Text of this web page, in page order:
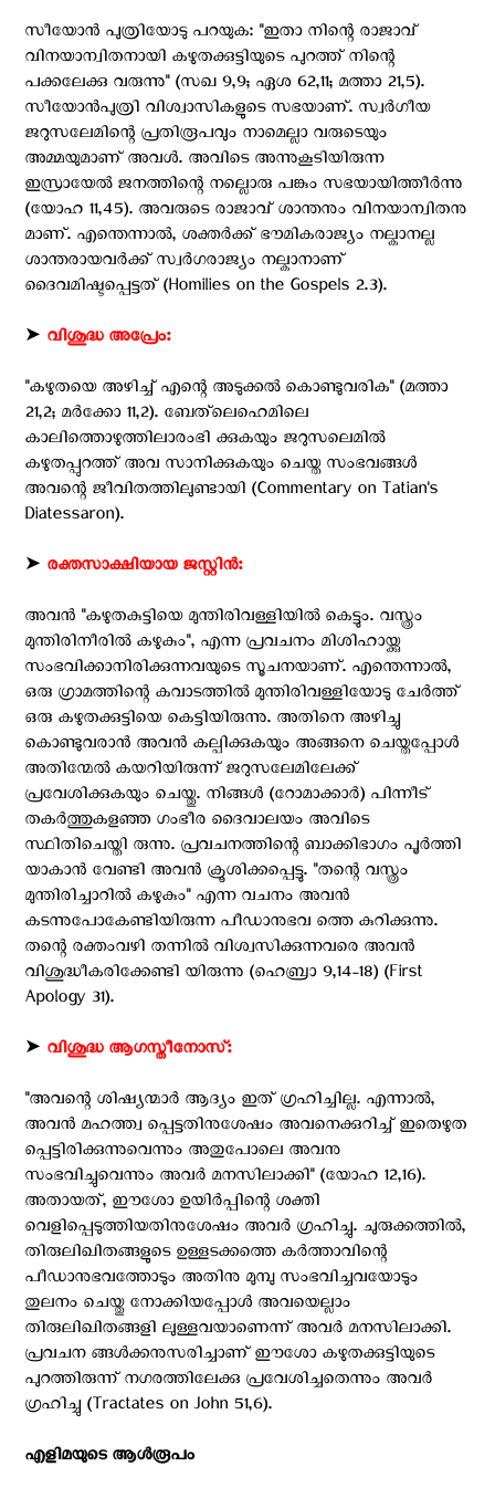
സീയോന്‍ പുത്രിയോടു പറയുക: ''ഇതാ നിന്റെ രാജാവ്
വിനയാന്വിതനായി കഴുതക്കുട്ടിയുടെ പുറത്ത് നിന്റെ
പക്കലേക്കു വരുന്നു'' (സഖ 9,9; ഏശ 62,11; മത്താ 21,5).
സീയോന്‍പുത്രി വിശ്വാസികളുടെ സഭയാണ്. സ്വര്‍ഗീയ
ജറുസലേമിന്റെ പ്രതിരൂപവും നാമെല്ലാ വരുടെയും
അമ്മയുമാണ് അവള്‍. അവിടെ അന്നുകൂടിയിരുന്ന
ഇസ്രായേല്‍ ജനത്തിന്റെ നല്ലൊരു പങ്കും സഭയായിത്തീര്‍ന്നു
(യോഹ 11,45). അവരുടെ രാജാവ് ശാന്തനും വിനയാന്വിതനു
മാണ്. എന്തെന്നാല്‍, ശക്തര്‍ക്ക് ഭൗമികരാജ്യം നല്കാനല്ല
ശാന്തരായവര്‍ക്ക് സ്വര്‍ഗരാജ്യം നല്കാനാണ്
ദൈവമിഷ്ടപ്പെട്ടത് (Homilies on the Gospels 2.3).
➤ വിശുദ്ധ അപ്രേം:
''കഴുതയെ അഴിച്ച് എന്റെ അടുക്കല്‍ കൊണ്ടുവരിക'' (മത്താ
21,2; മര്‍ക്കോ 11,2). ബേത്‌ലെഹെമിലെ
കാലിത്തൊഴുത്തിലാരംഭി ക്കുകയും ജറുസലെമില്‍
കഴുതപ്പുറത്ത് അവ സാനിക്കുകയും ചെയ്ത സംഭവങ്ങള്‍
അവന്റെ ജീവിതത്തിലുണ്ടായി (Commentary on Tatian's
Diatessaron).
➤ രക്തസാക്ഷിയായ ജസ്റ്റിന്‍:
അവന്‍ ''കഴുതകുട്ടിയെ മുന്തിരിവള്ളിയില്‍ കെട്ടും. വസ്ത്രം
മുന്തിരിനീരില്‍ കഴുകും'', എന്ന പ്രവചനം മിശിഹായ്ക്കു
സംഭവിക്കാനിരിക്കുന്നവയുടെ സൂചനയാണ്. എന്തെന്നാല്‍,
ഒരു ഗ്രാമത്തിന്റെ കവാടത്തില്‍ മുന്തിരിവള്ളിയോടു ചേര്‍ത്ത്
ഒരു കഴുതക്കുട്ടിയെ കെട്ടിയിരുന്നു. അതിനെ അഴിച്ചു
കൊണ്ടുവരാന്‍ അവന്‍ കല്പിക്കുകയും അങ്ങനെ ചെയ്തപ്പോള്‍
അതിന്മേല്‍ കയറിയിരുന്ന് ജറുസലേമിലേക്ക്
പ്രവേശിക്കുകയും ചെയ്തു. നിങ്ങള്‍ (റോമാക്കാര്‍) പിന്നീട്
തകര്‍ത്തുകളഞ്ഞ ഗംഭീര ദൈവാലയം അവിടെ
സ്ഥിതിചെയ്തി രുന്നു. പ്രവചനത്തിന്റെ ബാക്കിഭാഗം പൂര്‍ത്തി
യാകാന്‍ വേണ്ടി അവന്‍ ക്രൂശിക്കപ്പെട്ടു. ''തന്റെ വസ്ത്രം
മുന്തിരിച്ചാറില്‍ കഴുകും'' എന്ന വചനം അവന്‍
കടന്നുപോകേണ്ടിയിരുന്ന പീഡാനുഭവ ത്തെ കുറിക്കുന്നു.
തന്റെ രക്തംവഴി തന്നില്‍ വിശ്വസിക്കുന്നവരെ അവന്‍
വിശുദ്ധീകരിക്കേണ്ടി യിരുന്നു (ഹെബ്രാ 9,14-18) (First
Apology 31).
➤ വിശുദ്ധ ആഗസ്തീനോസ്:
''അവന്റെ ശിഷ്യന്മാര്‍ ആദ്യം ഇത് ഗ്രഹിച്ചില്ല. എന്നാല്‍,
അവന്‍ മഹത്ത്വ പ്പെട്ടതിനുശേഷം അവനെക്കുറിച്ച് ഇതെഴുത
പ്പെട്ടിരിക്കുന്നുവെന്നും അതുപോലെ അവനു
സംഭവിച്ചുവെന്നും അവര്‍ മനസിലാക്കി'' (യോഹ 12,16).
അതായത്, ഈശോ ഉയിര്‍പ്പിന്റെ ശക്തി
വെളിപ്പെടുത്തിയതിനുശേഷം അവര്‍ ഗ്രഹിച്ചു. ചുരുക്കത്തില്‍,
തിരുലിഖിതങ്ങളുടെ ഉള്ളടക്കത്തെ കര്‍ത്താവിന്റെ
പീഡാനുഭവത്തോടും അതിനു മുമ്പു സംഭവിച്ചവയോടും
തുലനം ചെയ്തു നോക്കിയപ്പോള്‍ അവയെല്ലാം
തിരുലിഖിതങ്ങളി ലുള്ളവയാണെന്ന് അവര്‍ മനസിലാക്കി.
പ്രവചന ങ്ങള്‍ക്കനുസരിച്ചാണ് ഈശോ കഴുതക്കുട്ടിയുടെ
പുറത്തിരുന്ന് നഗരത്തിലേക്കു പ്രവേശിച്ചതെന്നും അവര്‍
ഗ്രഹിച്ചു (Tractates on John 51,6).
എളിമയുടെ ആള്‍രൂപം